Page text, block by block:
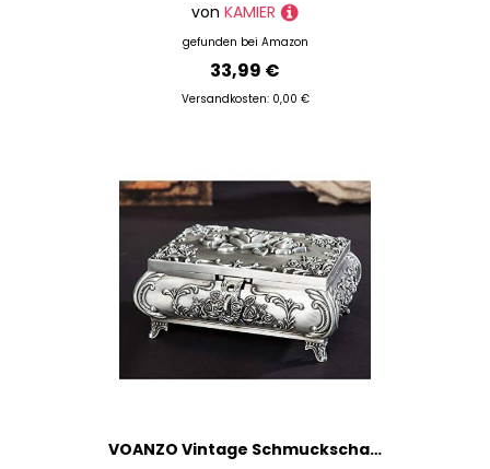
von KAMIER
gefunden bei Amazon
33,99 €
Versandkosten: 0,00 €
VOANZO Vintage Schmuckschatulle Kleine Vitrine für Ring Halsketten Ohrringe Schmuckstück Aufbewahrungsbox Organizer Fall Antik Silber Mini Andenken Box (12,5x9,5x5,5 cm)